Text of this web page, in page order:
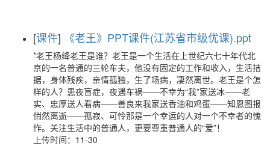
[课件] 《老王》PPT课件(江苏省市级优课).ppt
*老王杨绛老王是谁？老王是一个生活在上世纪六七十年代北
京的一名普通的三轮车夫，他没有固定的工作和收入，生活拮
据，身体残疾，亲情孤独，生了场病，凄然离世。老王是个怎
样的人？患夜盲症，夜遇车祸——不幸为“我”家送冰——老
实、忠厚送人看病——善良来我家送香油和鸡蛋——知恩图报
悄然离逝——孤寂、可怜那是一个幸运的人对一个不幸者的愧
怍。关注生活中的普通人，更要尊重普通人的“爱”！
上传时间：11-30